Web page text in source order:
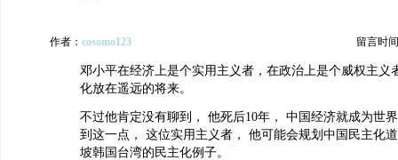
作者： cosomo123 留言时
邓小平在经济上是个实用主义者，在政治上是个威权主义
化放在遥远的将来。
不过他肯定没有聊到， 他死后10年， 中国经济就成为世
到这一点， 这位实用主义者， 他可能会规划中国民主化
坡韩国台湾的民主化例子。